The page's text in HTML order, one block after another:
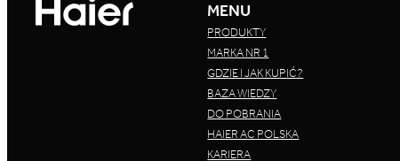
MENU
PRODUKTY
MARKA NR 1
GDZIE I JAK KUPIĆ?
BAZA WIEDZY
DO POBRANIA
HAIER AC POLSKA
KARIERA